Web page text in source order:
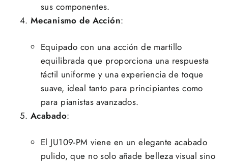
sus componentes.
Mecanismo de Acción:
Equipado con una acción de martillo
equilibrada que proporciona una respuesta
táctil uniforme y una experiencia de toque
suave, ideal tanto para principiantes como
para pianistas avanzados.
Acabado:
El JU109-PM viene en un elegante acabado
pulido, que no solo añade belleza visual sino